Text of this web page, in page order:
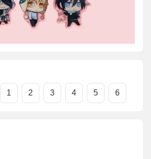
1 2 3 4 5 6